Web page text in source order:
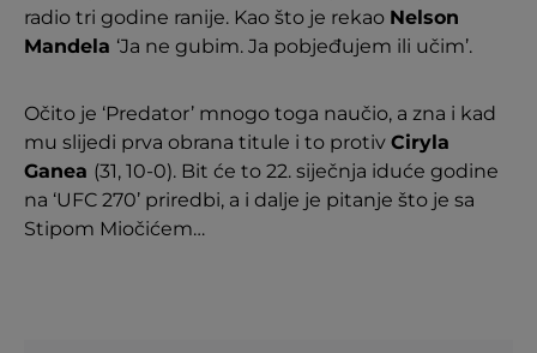
radio tri godine ranije. Kao što je rekao Nelson
Mandela ‘Ja ne gubim. Ja pobjeđujem ili učim’.
Očito je ‘Predator’ mnogo toga naučio, a zna i kad
mu slijedi prva obrana titule i to protiv Ciryla
Ganea (31, 10-0). Bit će to 22. siječnja iduće godine
na ‘UFC 270’ priredbi, a i dalje je pitanje što je sa
Stipom Miočićem…